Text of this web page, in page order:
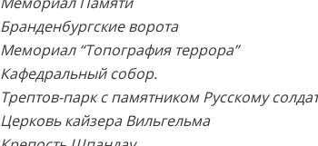
Бранденбургские ворота
Мемориал “Топография террора”
Кафедральный собор.
Трептов-парк с памятником Русскому
Церковь кайзера Вильгельма